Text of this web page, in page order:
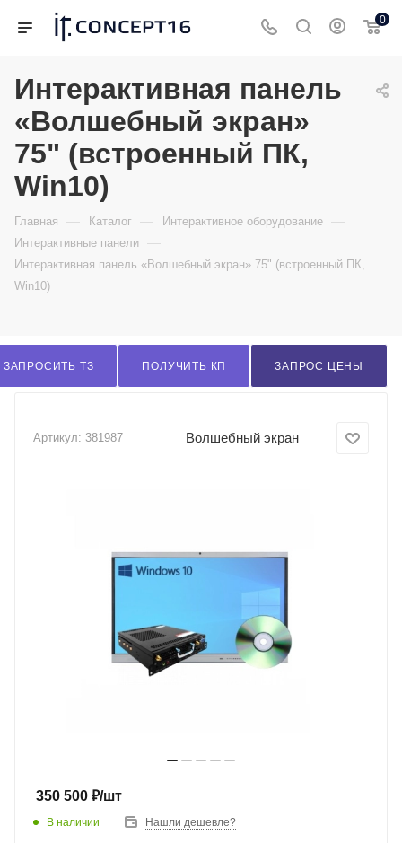
0
Интерактивная панель
«Волшебный экран»
75" (встроенный ПК,
Win10)
Главная — Каталог — Интерактивное оборудование —
Интерактивные панели —
Интерактивная панель «Волшебный экран» 75" (встроенный ПК,
Win10)
ЗАПРОСИТЬ ТЗ ПОЛУЧИТЬ КП ЗАПРОС ЦЕНЫ
Артикул: 381987 Волшебный экран
350 500 ₽/шт
В наличии Нашли дешевле?